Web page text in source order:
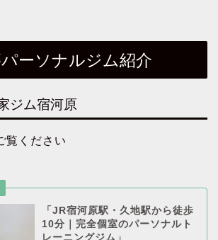
ーソナルジム紹介
ジム宿河原
覧ください
「JR宿河原駅・久地駅から徒歩
10分｜完全個室のパーソナルト
レーニングジム」